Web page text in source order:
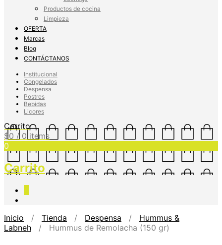
Productos de cocina
Limpieza
OFERTA
Marcas
Blog
CONTÁCTANOS
Institucional
Congelados
Despensa
Postres
Bebidas
Licores
Carrito
$0 / 0 items
0
Carrito
Inicio / Tienda / Despensa / Hummus &
Labneh / Hummus de Remolacha (150 gr)